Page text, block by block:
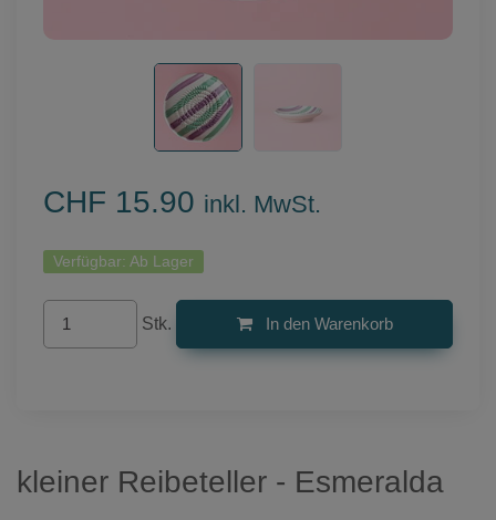
CHF 15.90 inkl. MwSt.
Verfügbar: Ab Lager
Stk. In den Warenkorb
kleiner Reibeteller - Esmeralda